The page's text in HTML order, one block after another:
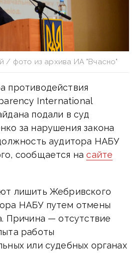
/ фото из архива ИА "Вчасно"
противодействия
International
подали в суд
за нарушения закона
аудитора НАБУ
сообщается насайте
лишить Жебривского
НАБУ путем отмены
Причина — отсутствие
работы
или судебных органах